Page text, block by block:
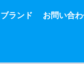
ランド お問い合